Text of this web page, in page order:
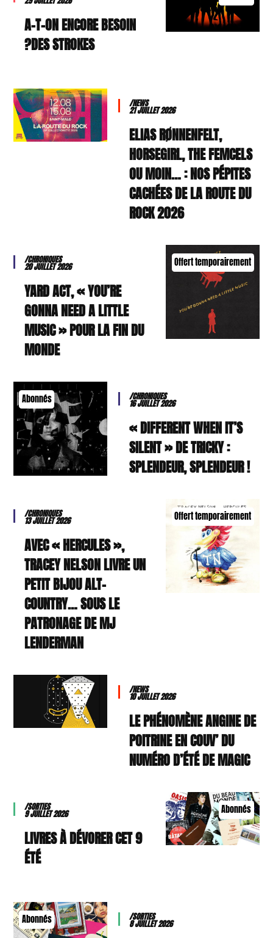
A-T-ON ENCORE BESOIN
DES STROKES?
/NEWS
21 JUILLET 2026
ELIAS RØNNENFELT,
HORSEGIRL, THE FEMCELS
OU MOIN… : NOS PÉPITES
CACHÉES DE LA ROUTE DU
ROCK 2026
Offert temporairement
/CHRONIQUES
20 JUILLET 2026
YARD ACT, « YOU’RE
GONNA NEED A LITTLE
MUSIC » POUR LA FIN DU
MONDE
Abonnés /CHRONIQUES
16 JUILLET 2026
« DIFFERENT WHEN IT’S
SILENT » DE TRICKY :
SPLENDEUR, SPLENDEUR !
Offert temporairement
/CHRONIQUES
13 JUILLET 2026
AVEC « HERCULES »,
TRACEY NELSON LIVRE UN
PETIT BIJOU ALT-
COUNTRY… SOUS LE
PATRONAGE DE MJ
LENDERMAN
/NEWS
10 JUILLET 2026
LE PHÉNOMÈNE ANGINE DE
POITRINE EN COUV’ DU
NUMÉRO D’ÉTÉ DE MAGIC
Abonnés
/SORTIES
9 JUILLET 2026
9 LIVRES À DÉVORER CET
ÉTÉ
Abonnés /SORTIES
8 JUILLET 2026